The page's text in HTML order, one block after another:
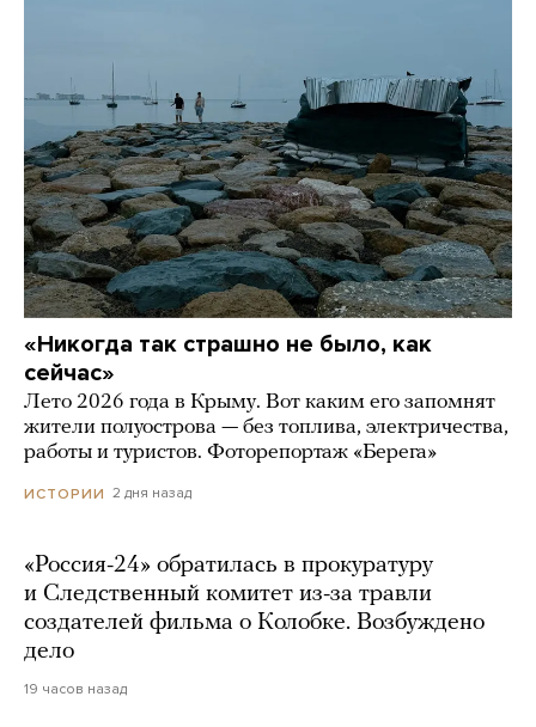
«Никогда так страшно не было, как
сейчас»
Лето 2026 года в Крыму. Вот каким его запомнят
жители полуострова — без топлива, электричества,
работы и туристов. Фоторепортаж «Берега»
ИСТОРИИ 2 дня назад
«Россия-24» обратилась в прокуратуру
и Следственный комитет из-за травли
создателей фильма о Колобке. Возбуждено
дело
19 часов назад